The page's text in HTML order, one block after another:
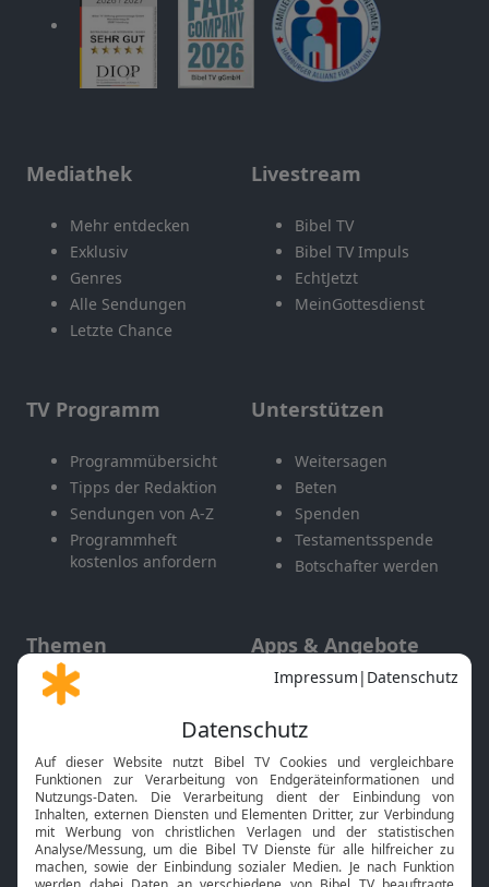
Mediathek
Mehr entdecken
Exklusiv
Genres
Alle Sendungen
Letzte Chance
Livestream
Bibel TV
Bibel TV Impuls
EchtJetzt
MeinGottesdienst
TV Programm
Programmübersicht
Tipps der Redaktion
Sendungen von A-Z
Programmheft
kostenlos anfordern
Unterstützen
Weitersagen
Beten
Spenden
Testamentsspende
Botschafter werden
Themen
Gott und Bibel erklärt
Neuigkeiten
Apps & Angebote
Mobile App
Smart TV
HbbTV
Bibelthek Online-Bibel
Nächster Gottesdienst